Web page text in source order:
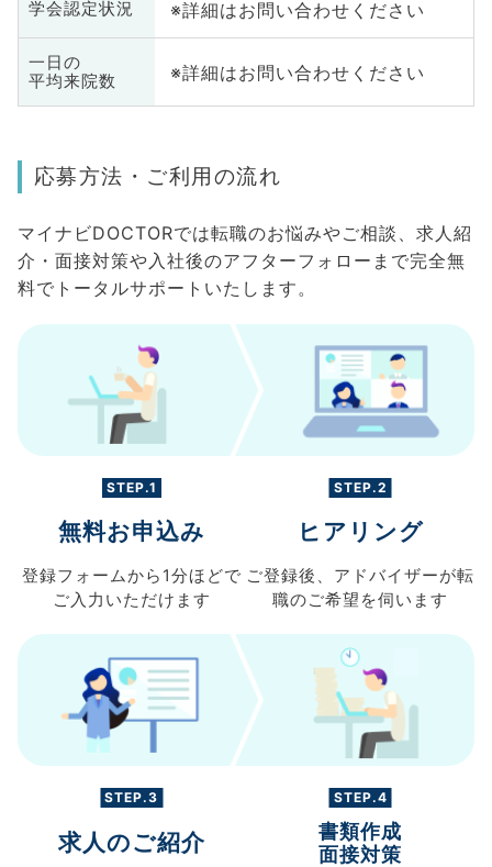
学会認定状況 ※詳細はお問い合わせください
一日の
平均来院数
※詳細はお問い合わせください
応募方法・ご利用の流れ
マイナビDOCTORでは転職のお悩みやご相談、求人紹
介・面接対策や入社後のアフターフォローまで完全無
料でトータルサポートいたします。
STEP.1
無料お申込み
登録フォームから 1分ほどで
ご入力 いただけます
STEP.2
ヒアリング
ご登録後、 アドバイザーが転
職のご希望を伺います
STEP.3
求人のご紹介
STEP.4
書類作成
面接対策